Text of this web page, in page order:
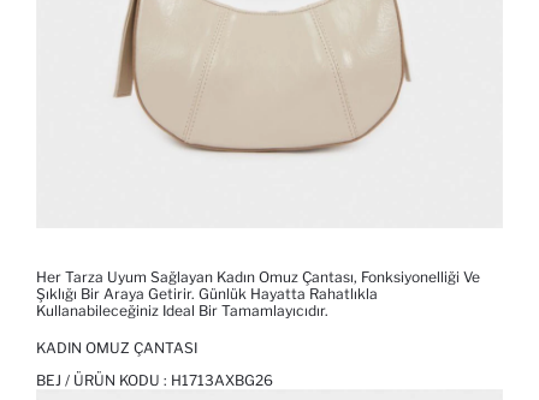
Her Tarza Uyum Sağlayan Kadın Omuz Çantası, Fonksiyonelliği Ve
Şıklığı Bir Araya Getirir. Günlük Hayatta Rahatlıkla
Kullanabileceğiniz Ideal Bir Tamamlayıcıdır.
KADIN OMUZ ÇANTASI
BEJ / ÜRÜN KODU : H1713AXBG26